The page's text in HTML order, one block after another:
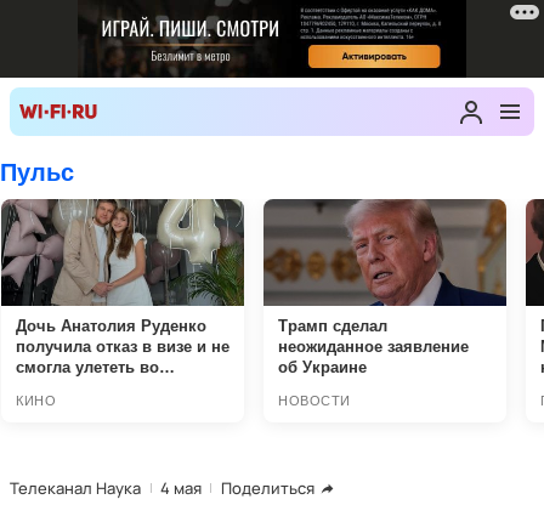
Телеканал Наука 4 мая Поделиться